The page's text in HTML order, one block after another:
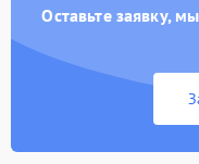
Оставьте заявку,